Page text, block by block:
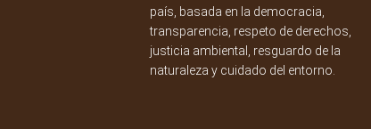
país, basada en la democracia,
transparencia, respeto de derechos,
justicia ambiental, resguardo de la
naturaleza y cuidado del entorno.